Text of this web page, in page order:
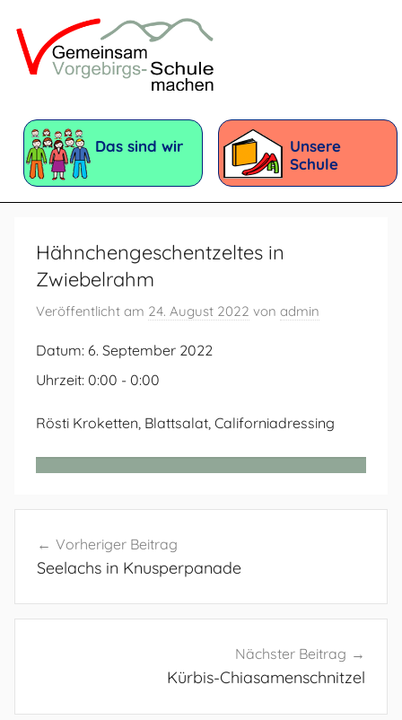
Inhalt
springen
Vorgebirgsschule
mit
dem
Förderschwerpunkt:
Das sind wir
Unsere
Schule
Hähnchengeschentzeltes in
Zwiebelrahm
Veröffentlicht am 24. August 2022 von admin
Datum: 6. September 2022
Uhrzeit: 0:00 - 0:00
Rösti Kroketten, Blattsalat, Californiadressing
Vorheriger Beitrag
Seelachs in Knusperpanade
Nächster Beitrag
Kürbis-Chiasamenschnitzel